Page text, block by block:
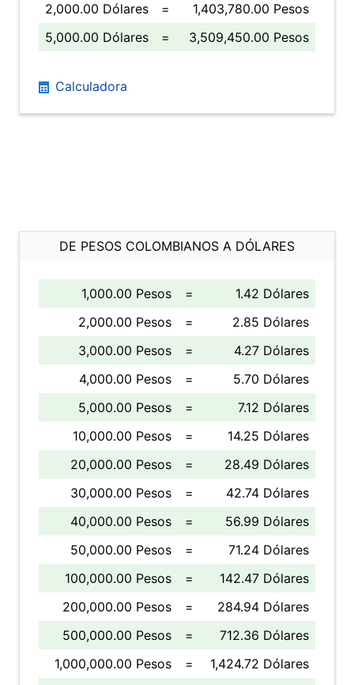
2,000.00 Dólares
=
1,403,780.00 Pesos
5,000.00 Dólares
= 3,509,450.00 Pesos
Calculadora
DE PESOS COLOMBIANOS A DÓLARES
1,000.00 Pesos =
1.42 Dólares
2,000.00 Pesos
=
2.85 Dólares
3,000.00 Pesos
=
4.27 Dólares
4,000.00 Pesos
=
5.70 Dólares
5,000.00 Pesos
=
7.12 Dólares
10,000.00 Pesos
=
14.25 Dólares
20,000.00 Pesos
=
28.49 Dólares
30,000.00 Pesos
=
42.74 Dólares
40,000.00 Pesos
=
56.99 Dólares
50,000.00 Pesos
=
71.24 Dólares
100,000.00 Pesos
=
142.47 Dólares
200,000.00 Pesos
=
284.94 Dólares
500,000.00 Pesos
=
712.36 Dólares
1,000,000.00 Pesos
=
1,424.72 Dólares